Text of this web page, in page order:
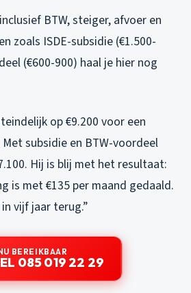
BTW, steiger, afvoer en
zoals ISDE-subsidie (€1.500-
(€600-900) haal je hier nog
op €9.200 voor een
subsidie en BTW-voordeel
Hij is blij met het resultaat:
is met €135 per maand gedaald.
vijf jaar terug.”
BEREIKBAAR
085 019 22 29